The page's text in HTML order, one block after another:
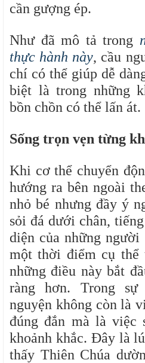
cần gượng ép.
Như đã mô tả trong
thực hành này, cầu
chí có thể giúp dễ
biệt là trong những
bồn chồn có thể lấn át.
Sống trọn vẹn từng
Khi cơ thể chuyển
hướng ra bên ngoài
nhỏ bé nhưng đầy ý
sỏi đá dưới chân,
diện của những người
một thời điểm cụ thể
những điều này bắt
ràng hơn. Trong
nguyện không còn là
đúng đắn mà là việc
khoảnh khắc. Đây là
thấy Thiên Chúa